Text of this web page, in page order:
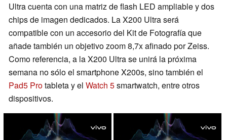
Ultra cuenta con una matriz de flash LED ampliable y dos
chips de imagen dedicados. La X200 Ultra será
compatible con un accesorio del Kit de Fotografía que
añade también un objetivo zoom 8,7x afinado por Zeiss.
Como referencia, a la X200 Ultra se unirá la próxima
semana no sólo el smartphone X200s, sino también el
Pad5 Protableta y el Watch 5smartwatch, entre otros
dispositivos.